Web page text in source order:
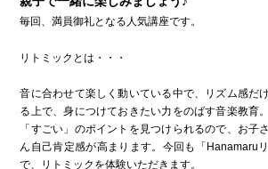
Join Us
-賛助会員で応援する
-一般寄付で応援する
ボランティアで応援する
●お問い合わせ
Contact
毎回、満員御礼となる人気講座です。
リトミックとは・・・
音に合わせて楽しく動いている中で、リズム感だ
る上で、身につけておきたい力をのばす音楽教育
「すごい」のポイントを見つけられるので、お子
ん自己肯定感が高まります。今回も「Hanamaru
で、リトミックを体験いただきます。